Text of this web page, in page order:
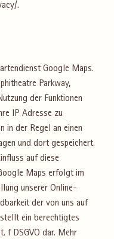
.
Google Maps.
Parkway,
der Funktionen
IP Adresse zu
in der Regel an einen
und dort gespeichert.
auf diese
Maps erfolgt im
unserer Online-
der von uns auf
ein berechtigtes
f DSGVO dar. Mehr